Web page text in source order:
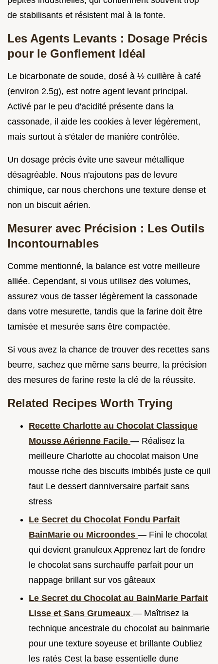
de stabilisants et résistent mal à la fonte.
Les Agents Levants : Dosage Précis
pour le Gonflement Idéal
Le bicarbonate de soude, dosé à ½ cuillère à café
(environ 2.5g), est notre agent levant principal.
Activé par le peu d'acidité présente dans la
cassonade, il aide les cookies à lever légèrement,
mais surtout à s'étaler de manière contrôlée.
Un dosage précis évite une saveur métallique
désagréable. Nous n'ajoutons pas de levure
chimique, car nous cherchons une texture dense et
non un biscuit aérien.
Mesurer avec Précision : Les Outils
Incontournables
Comme mentionné, la balance est votre meilleure
alliée. Cependant, si vous utilisez des volumes,
assurez vous de tasser légèrement la cassonade
dans votre mesurette, tandis que la farine doit être
tamisée et mesurée sans être compactée.
Si vous avez la chance de trouver des recettes sans
beurre, sachez que même sans beurre, la précision
des mesures de farine reste la clé de la réussite.
Related Recipes Worth Trying
Recette Charlotte au Chocolat Classique
Mousse Aérienne Facile — Réalisez la
meilleure Charlotte au chocolat maison Une
mousse riche des biscuits imbibés juste ce quil
faut Le dessert danniversaire parfait sans
stress
Le Secret du Chocolat Fondu Parfait
BainMarie ou Microondes — Fini le chocolat
qui devient granuleux Apprenez lart de fondre
le chocolat sans surchauffe parfait pour un
nappage brillant sur vos gâteaux
Le Secret du Chocolat au BainMarie Parfait
Lisse et Sans Grumeaux — Maîtrisez la
technique ancestrale du chocolat au bainmarie
pour une texture soyeuse et brillante Oubliez
les ratés Cest la base essentielle dune